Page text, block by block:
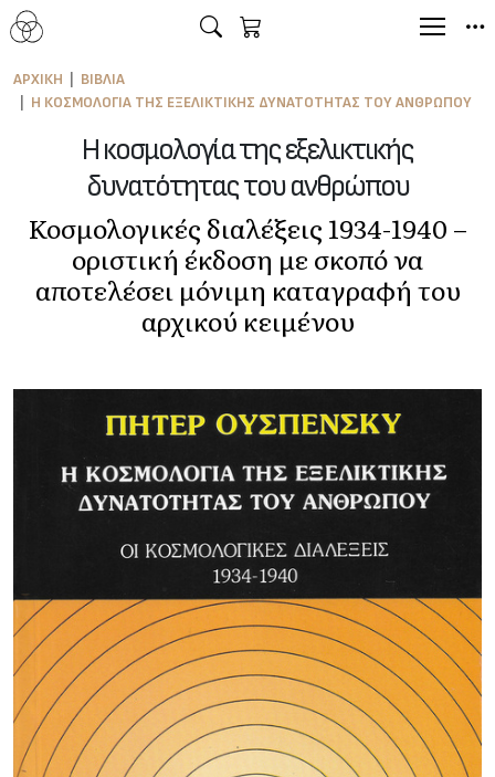
ΑΡΧΙΚΉ
ΒΙΒΛΊΑ
Η ΚΟΣΜΟΛΟΓΊΑ ΤΗΣ ΕΞΕΛΙΚΤΙΚΉΣ ΔΥΝΑΤΌΤΗΤΑΣ ΤΟΥ ΑΝΘΡΏΠΟΥ
Η κοσμολογία της εξελικτικής
δυνατότητας του ανθρώπου
Κοσμολογικές διαλέξεις 1934-1940 –
οριστική έκδοση με σκοπό να
αποτελέσει μόνιμη καταγραφή του
αρχικού κειμένου